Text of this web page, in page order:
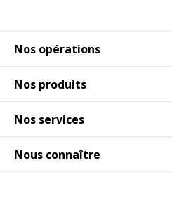
Nos opérations
Nos produits
Nos services
Nous connaître